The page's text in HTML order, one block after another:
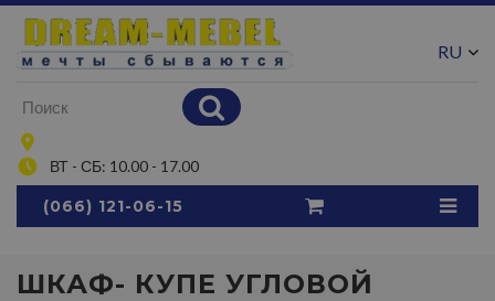
ВТ - СБ: 10.00 - 17.00
RU
(066) 121-06-15
ШКАФ- КУПЕ УГЛОВОЙ